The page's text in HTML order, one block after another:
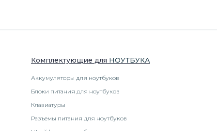
Комплектующие для НОУТБУКА
Аккумуляторы для ноутбуков
Блоки питания для ноутбуков
Клавиатуры
Разъемы питания для ноутбуков